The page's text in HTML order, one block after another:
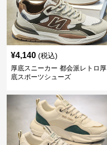
¥4,140 (税込)
厚底スニーカー 都会派レトロ厚
底スポーツシューズ